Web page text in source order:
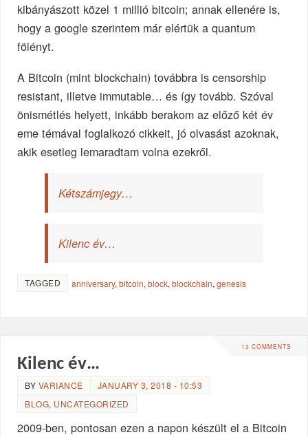
kibányászott közel 1 millió bitcoin; annak ellenére is,
hogy a google szerintem már elértük a quantum
fölényt.
A Bitcoin (mint blockchain) továbbra is censorship
resistant, illetve immutable… és így tovább. Szóval
önismétlés helyett, inkább berakom az előző két év
eme témával foglalkozó cikkeit, jó olvasást azoknak,
akik esetleg lemaradtam volna ezekről.
Kétszámjegy…
Kilenc év…
TAGGED anniversary,bitcoin,block,blockchain,genesis
13 COMMENTS
Kilenc év…
BY VARIANCE
JANUARY 3, 2018 - 10:53
BLOG, UNCATEGORIZED
2009-ben, pontosan ezen a napon készült el a Bitcoin